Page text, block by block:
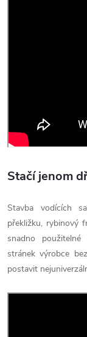
Stačí jenom
Stavba vodících
překližku, rybinový
snadno
stránek výrobce
postavit